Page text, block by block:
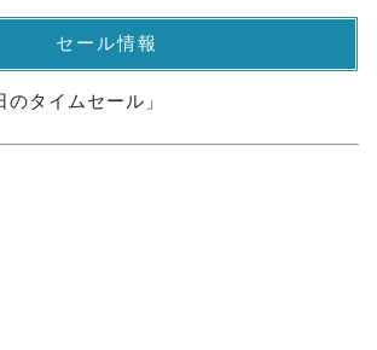
セール情報
タイムセール」